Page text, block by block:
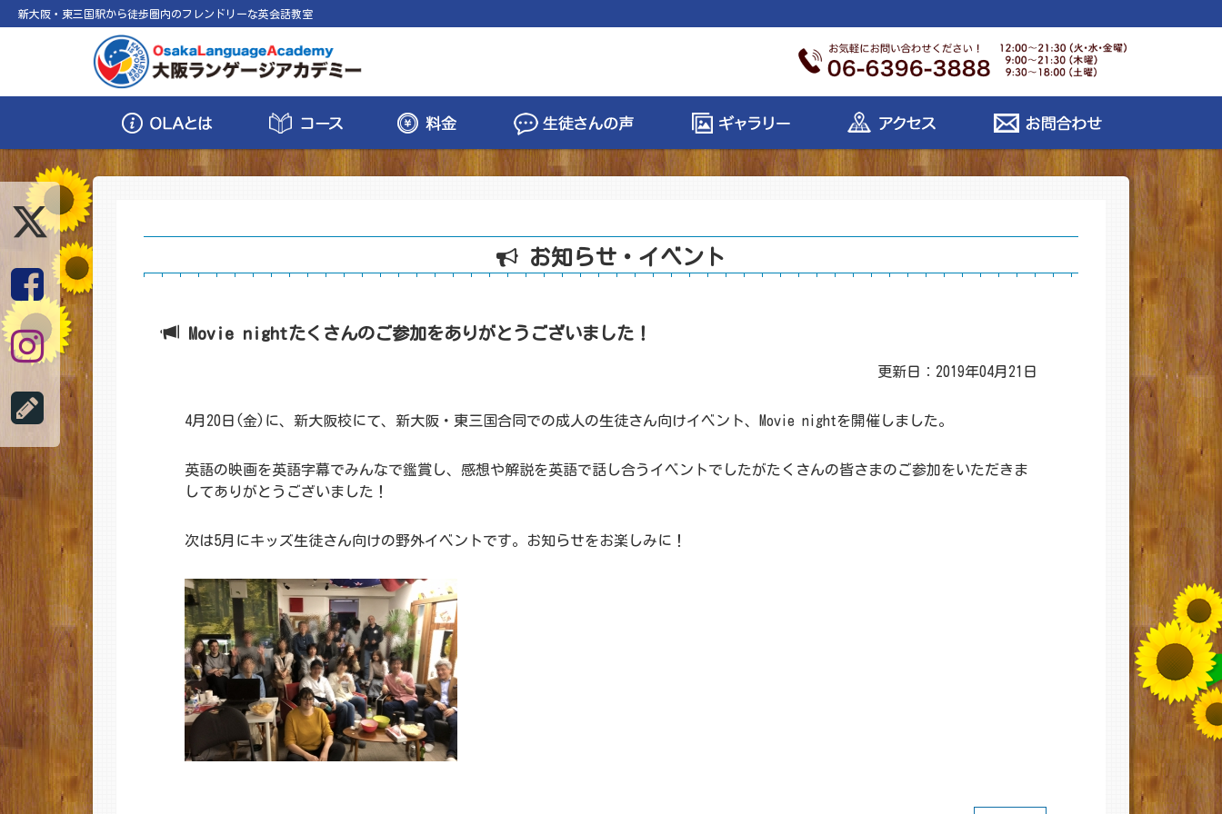
新大阪・東三国駅から徒歩圏内のフレンドリーな英会話教室
お知らせ・イベント
Movie nightたくさんのご参加をありがとうございました！
更新日：2019年04月21日
4月20日(金)に、新大阪校にて、新大阪・東三国合同での成人の生徒さん向けイベント、Movie nightを開催しました。
英語の映画を英語字幕でみんなで鑑賞し、感想や解説を英語で話し合うイベントでしたがたくさんの皆さまのご参加をいただきま
してありがとうございました！
次は5月にキッズ生徒さん向けの野外イベントです。お知らせをお楽しみに！